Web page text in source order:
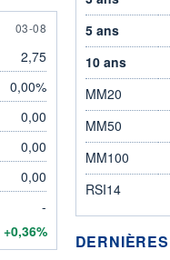
3 AUGUST
03-08
2,75
0,00%
0,00
0,00
0,00
-
+0,36%
5 ans
10 ans
MM20
MM50
MM100
RSI14